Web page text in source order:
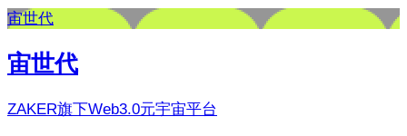
宙世代
宙世代
ZAKER旗下Web3.0元宇宙平台